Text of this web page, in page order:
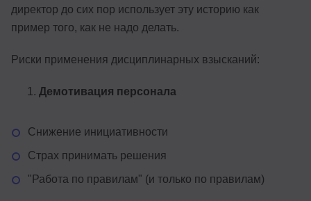
директор до сих пор использует эту историю как
пример того, как не надо делать.
Риски применения дисциплинарных взысканий:
Демотивация персонала
Снижение инициативности
Страх принимать решения
"Работа по правилам" (и только по правилам)